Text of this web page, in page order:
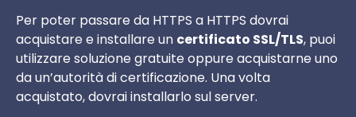
Per poter passare da HTTPS a HTTPS dovrai
acquistare e installare un certificato SSL/TLS, puoi
utilizzare soluzione gratuite oppure acquistarne uno
da un’autorità di certificazione. Una volta
acquistato, dovrai installarlo sul server.